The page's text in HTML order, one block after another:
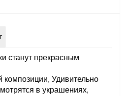
станут прекрасным
композиции, Удивительно
в украшениях,